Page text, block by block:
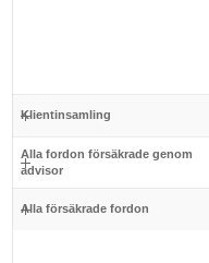
Klientinsamling
Alla fordon försäkrade genom
advisor
Alla försäkrade fordon